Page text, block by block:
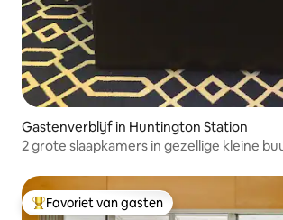
Gastenverblijf in Huntington Station
2 grote slaapkamers in gezellige kleine
Topfavoriet van gasten
Favoriet van gasten